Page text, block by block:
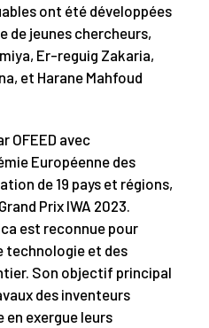
ont été développées
de jeunes chercheurs,
Er-reguig Zakaria,
et Harane Mahfoud
OFEED avec
Européenne des
de 19 pays et régions,
Prix IWA 2023.
est reconnue pour
technologie et des
Son objectif principal
des inventeurs
exergue leurs